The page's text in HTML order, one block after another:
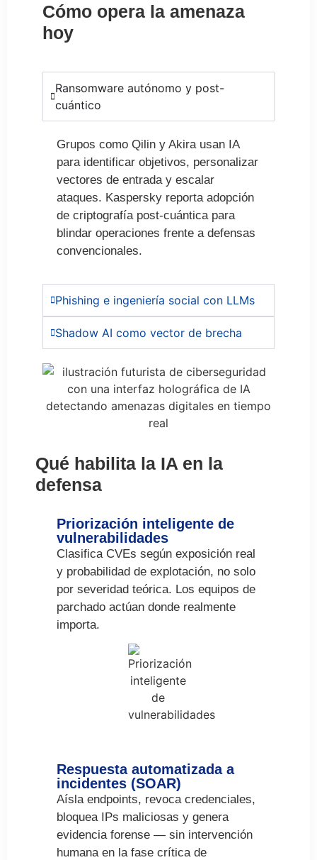
Cómo opera la amenaza
hoy
Ransomware autónomo y post-
cuántico
Grupos como Qilin y Akira usan IA
para identificar objetivos, personalizar
vectores de entrada y escalar
ataques. Kaspersky reporta adopción
de criptografía post-cuántica para
blindar operaciones frente a defensas
convencionales.
Phishing e ingeniería social con LLMs
Shadow AI como vector de brecha
Qué habilita la IA en la
defensa
Priorización inteligente de
vulnerabilidades
Clasifica CVEs según exposición real
y probabilidad de explotación, no solo
por severidad teórica. Los equipos de
parchado actúan donde realmente
importa.
Respuesta automatizada a
incidentes (SOAR)
Aísla endpoints, revoca credenciales,
bloquea IPs maliciosas y genera
evidencia forense — sin intervención
humana en la fase crítica de